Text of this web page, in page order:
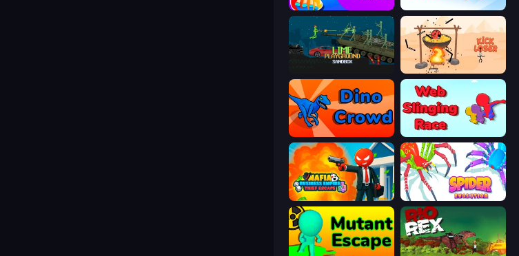
Magic Hands
Kick Loser
Dino Crowd Web Slinging Race
Mafia Business Empire: Thief Escape Spider Evolution: Runner Game